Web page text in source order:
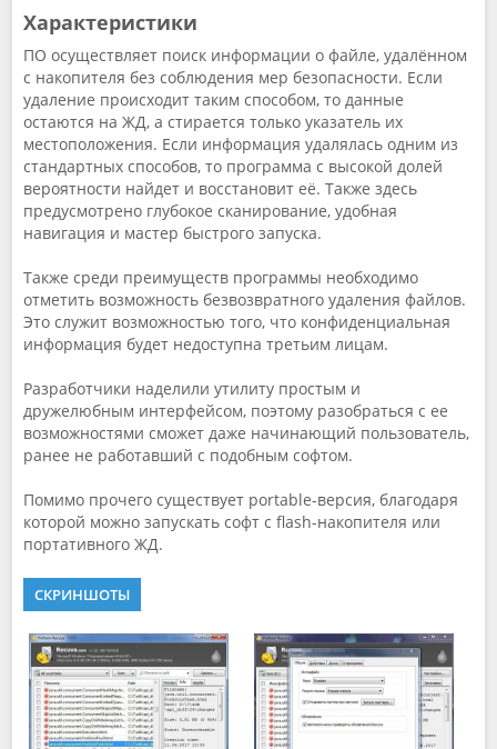
Характеристики
ПО осуществляет поиск информации о файле, удалённом
с накопителя без соблюдения мер безопасности. Если
удаление происходит таким способом, то данные
остаются на ЖД, а стирается только указатель их
местоположения. Если информация удалялась одним из
стандартных способов, то программа с высокой долей
вероятности найдет и восстановит её. Также здесь
предусмотрено глубокое сканирование, удобная
навигация и мастер быстрого запуска.
Также среди преимуществ программы необходимо
отметить возможность безвозвратного удаления файлов.
Это служит возможностью того, что конфиденциальная
информация будет недоступна третьим лицам.
Разработчики наделили утилиту простым и
дружелюбным интерфейсом, поэтому разобраться с ее
возможностями сможет даже начинающий пользователь,
ранее не работавший с подобным софтом.
Помимо прочего существует portable-версия, благодаря
которой можно запускать софт с flash-накопителя или
портативного ЖД.
СКРИНШОТЫ